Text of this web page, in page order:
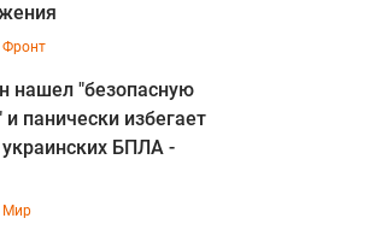
Фронт
нашел "безопасную
и панически избегает
БПЛА -
Мир